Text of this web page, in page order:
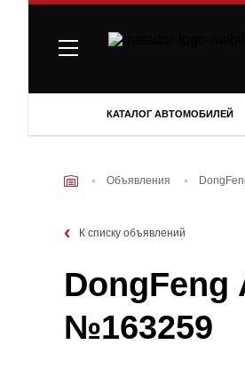
КАТАЛОГ АВТОМОБИЛЕЙ
Объявления
К списку объявлений
DongFeng
№163259